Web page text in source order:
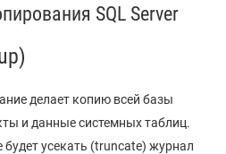
SQL Server
делает копию всей базы
и данные системных таблиц.
усекать (truncate) журнал